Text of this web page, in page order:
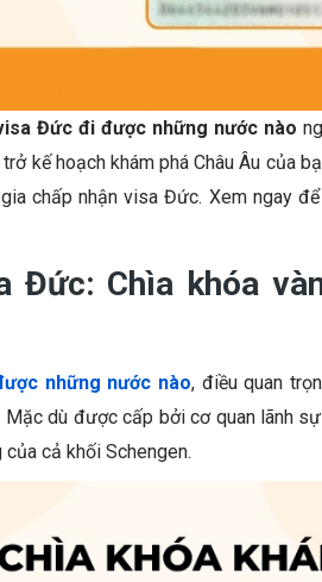
Đức đi được những nước nào
kế hoạch khám phá Châu Âu của
chấp nhận visa Đức. Xem ngay
Đức: Chìa khóa
những nước nào, điều quan
dù được cấp bởi cơ quan lãnh
cả khối Schengen.